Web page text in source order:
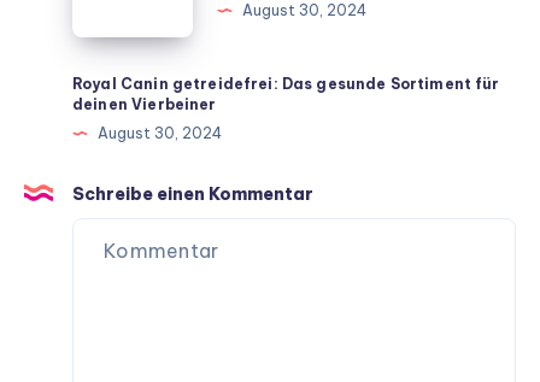
Rezepte
für
ein
langes
August 30, 2024
Royal Canin getreidefrei: Das gesunde Sortiment für
deinen Vierbeiner
August 30, 2024
Schreibe einen Kommentar